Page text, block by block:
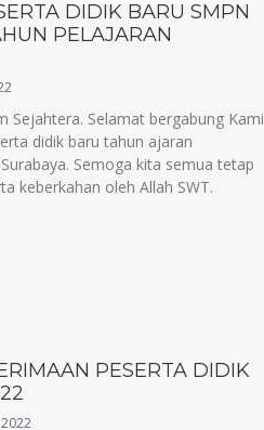
DIDIK BARU SMPN
PELAJARAN
Sejahtera. Selamat bergabung Kami
didik baru tahun ajaran
Semoga kita semua tetap
keberkahan oleh Allah SWT.
PESERTA DIDIK